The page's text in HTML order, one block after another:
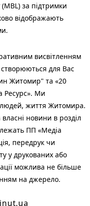
за підтримки
відображають
висвітленням
для Вас
Житомир" та «20
Ресурс». Ми
людей, життя Житомира.
новини в розділ
ПП «Медіа
передрук чи
у друкованих або
можлива не більше
на джерело.